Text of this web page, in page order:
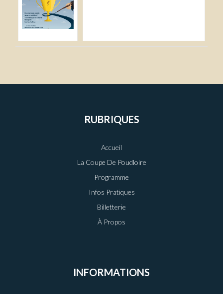
RUBRIQUES
Accueil
La Coupe De Poudloire
Programme
Infos Pratiques
Billetterie
À Propos
INFORMATIONS